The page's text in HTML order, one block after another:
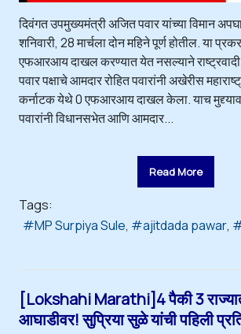
दिवंगत उपमुख्यमंत्री अजित पवार यांच्या विमान
शनिवारी, 28 मार्चला दोन महिने पूर्ण होतील. या
एफआरआय दाखल करण्यात येत नसल्याने
पवार पक्षाचे आमदार रोहित पवारांनी अखेरीस
कर्नाटक येथे 0 एफआरआय दाखल केला. याच
पवारांनी विधानसभेत आणि आमदार...
Read More
Tags:
MP Surpiya Sule
ajitdada pawar
[Lokshahi Marathi]4 पैकी 3
आघाडीवर! सुप्रिया सुळे यांची पहिली